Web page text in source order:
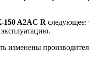
150 A2AC R следующее:
изменены